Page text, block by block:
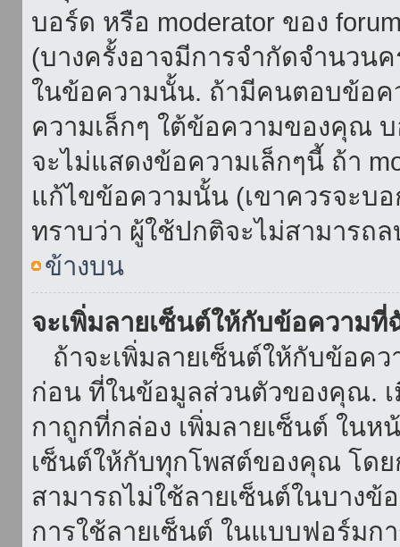
บอร์ด หรือ moderator ของ
(บางครั้งอาจมีการจำกัดจำนวน
ในข้อความนั้น. ถ้ามีคนตอบข้อ
ความเล็กๆ ใต้ข้อความของคุณ
จะไม่แสดงข้อความเล็กๆนี้ ถ้า
แก้ไขข้อความนั้น (เขาควรจะบ
ทราบว่า ผู้ใช้ปกติจะไม่สามารถ
ข้างบน
จะเพิ่มลายเซ็นต์ให้กับข้อความที่
ถ้าจะเพิ่มลายเซ็นต์ให้กับข้อค
ก่อน ที่ในข้อมูลส่วนตัวของคุณ.
กาถูกที่กล่อง เพิ่มลายเซ็นต์ ใน
เซ็นต์ให้กับทุกโพสต์ของคุณ โด
สามารถไม่ใช้ลายเซ็นต์ในบางข้
การใช้ลายเซ็นต์ ในแบบฟอร์มก